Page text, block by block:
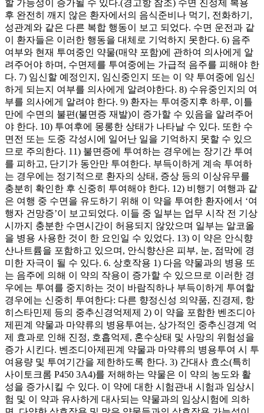
할 가능성이 증가될 수 있다.(경고항 참조) 수면 진정제 복용
후 완전히 깨지 않은 환자에서의 음식준비나 먹기, 전화하기,
성관계와 같은 다른 복합 행동이 보고 되었다. 수면 운전과 같
이 환자들은 이러한 행동을 대체로 기억하지 못한다. 6) 음주
여부와 현재 투여중인 약물(매약 포함)에 관하여 의사에게 알
려주어야 하며, 수면제를 투여중에는 가급적 음주를 피해야 한
다. 7) 임신할 예정인지, 임신중인지 또는 이 약 투여중에 임신
하게 되는지 여부를 의사에게 알려야한다. 8) 수유중인지의 여
부를 의사에게 알려야 한다. 9) 환자는 투여중지후 하루, 이틀
만에 수면의 불편(불면증 재발)이 증가할 수 있음을 알려주어
야 한다. 10) 투여후에 몽롱한 상태가 나타날 수 있다. 또한 수
면전 또는 도중 각성시에 일어난 일을 기억하지 못할 수 있으
므로 주의한다. 11) 불면증에 투여하는 경우에는 장기간 투여
를 피하고, 단기가 동안만 투여한다. 부득이하게 계속 투여하
는 경우에는 정기적으로 환자의 상태, 증상 등의 이상유무를
충분히 확인한 후 신중히 투여해야 한다. 12) 비행기 여행과 같
은 여행 중 수면을 유도하기 위해 이 약을 투여한 환자에서 ‘여
행자 건망증’이 보고되었다. 이들 중 일부는 업무 시작 전 기상
시까지 충분한 수면시간이 허용되지 않았으며 일부는 알코올
을 병용 사용한 것이 한 요인일 수 있었다. 13) 이 약은 안식향
산나트륨을 포함하고 있으며, 안식향산은 피부, 눈, 점막에 경
미한 자극이 될 수 있다. 6. 상호작용 1) 다음 약물과의 병용 또
는 음주에 의해 이 약의 작용이 증가할 수 있으므로 이러한 경
우에는 투여를 중지하는 것이 바람직하나 부득이하게 투여할
경우에는 신중히 투여한다: 다른 향정신성 의약품, 진경제, 항
히스타민제 등의 중추신경억제제 2) 이 약을 포함한 벤조디아
제핀계 약물과 마약류의 병용투여는, 상가적인 중추신경계 억
제 효과로 인해 진정, 호흡억제, 혼수상태 및 사망의 위험성을
증가 시킨다. 벤조디아제핀계 약물과 마약류의 병용투여 시 투
여용량 및 투여기간을 제한하도록 한다. 3) 간대사 효소(특히
사이토크롬 P450 3A4)를 저해하는 약물은 이 약의 농도와 활
성을 증가시킬 수 있다. 이 약에 대한 시험관내 시험과 임상시
험 및 이 약과 유사하게 대사되는 약물과의 임상시험에 의하